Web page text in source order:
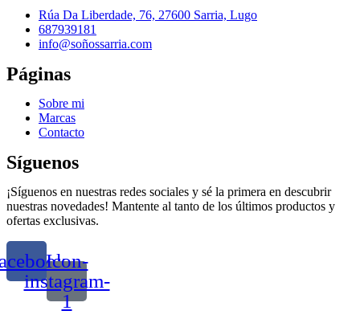
Rúa Da Liberdade, 76, 27600 Sarria, Lugo
687939181
info@soñossarria.com
Páginas
Sobre mi
Marcas
Contacto
Síguenos
¡Síguenos en nuestras redes sociales y sé la primera en descubrir
nuestras novedades! Mantente al tanto de los últimos productos y
ofertas exclusivas.
Icon-
instagram-
1